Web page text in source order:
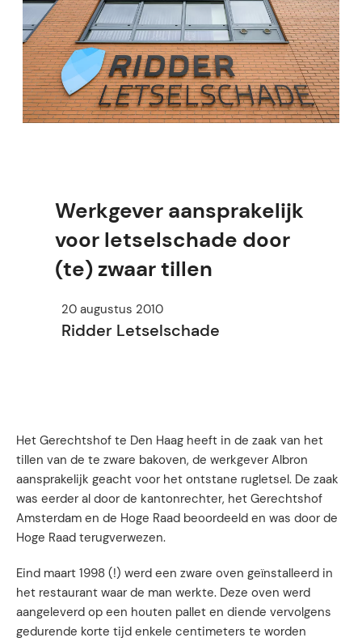
Werkgever aansprakelijk
voor letselschade door
(te) zwaar tillen
20 augustus 2010
Ridder Letselschade
Het Gerechtshof te Den Haag heeft in de zaak van het
tillen van de te zware bakoven, de werkgever Albron
aansprakelijk geacht voor het ontstane rugletsel. De zaak
was eerder al door de kantonrechter, het Gerechtshof
Amsterdam en de Hoge Raad beoordeeld en was door de
Hoge Raad terugverwezen.
Eind maart 1998 (!) werd een zware oven geïnstalleerd in
het restaurant waar de man werkte. Deze oven werd
aangeleverd op een houten pallet en diende vervolgens
gedurende korte tijd enkele centimeters te worden